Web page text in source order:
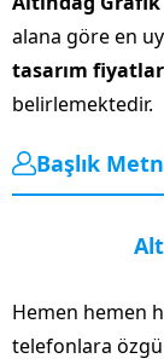
alana göre en
tasarım
belirlemektedir.
Başlık
Hemen hemen
telefonlara